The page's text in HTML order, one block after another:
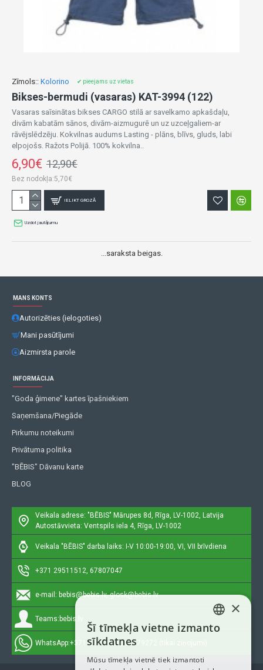
Zīmols:: Kolorino ✔ pieejams uz vietas
Bikses-bermudi (vasaras) KAT-3994 (122)
Vasaras saīsinātas bikses CARGO stilā ar savelkamo apkašdaļu,
divām kabatām sānos, divām-aizmugurē un uz uzceļgaliem-ar
rāvējslēdzēju. Kokvilnas audums Lasting - plāns, blīvs, gluds, labi
elpojošs. Ražots Polijā. 100% kokvilna..
6,90€ 12,90€
Bez nodokļa:5,70€
IELIKT GROZĀ
Uzdot jautājumu
...saraksta beigas.
MANS KONTS
Autorizēties (ielogoties)
Mani pasūtījumi
Aizmirsta parole
INFORMĀCIJA
"Goda ģimene" kartes īpašniekiem
Saņemšana/Piegāde
Pirkumu noteikumi
Privātuma politika
"BĒBIS" Dāvanu karte
BLOG
Veikala adrese: "BĒBIS" Mārupes 8d, Rīga, LV-1002, Latvija
Autostāvvieta: Ventspils iela 4, Rīga, LV-1002
Veikala "BĒBIS" darba laiks: I-V 10:00-19:00, VI, VII brīvdiena
+371 29511512, 67807047
e-mail: bebis@bebis.lv, glosk@bebis.lv
Teams: bebis.lv
WhatsApp:+371 29511512, 20579272 (tikai ziņojumi)
LATVIAN
×
Šī tīmekļa vietne izmanto
sīkdatnes
Mūsu tīmekļa vietnē tiek izmantoti